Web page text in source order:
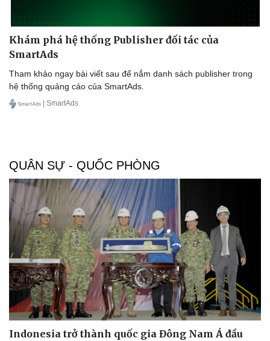
Khám phá hệ thống Publisher đối tác của
SmartAds
Tham khảo ngay bài viết sau để nắm danh sách publisher trong
hệ thống quảng cáo của SmartAds.
| SmartAds
QUÂN SỰ - QUỐC PHÒNG
Indonesia trở thành quốc gia Đông Nam Á đầu